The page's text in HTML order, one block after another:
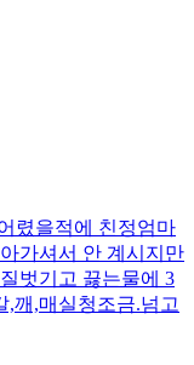
렸을적에 친정엄마
가셔서 안 계시지만
벗기고 끓는물에 3
,깨,매실청조금.넘고